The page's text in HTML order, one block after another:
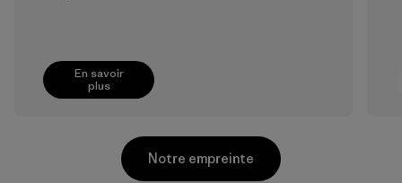
En savoir
plus
Notre empreinte